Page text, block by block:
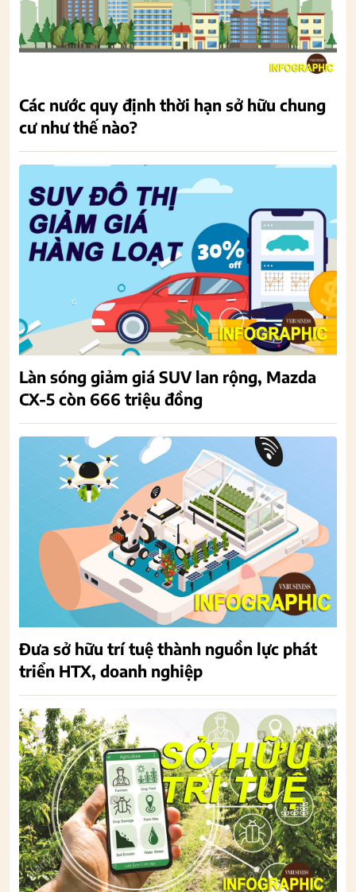
Các nước quy định thời hạn sở hữu chung
cư như thế nào?
Làn sóng giảm giá SUV lan rộng, Mazda
CX-5 còn 666 triệu đồng
Đưa sở hữu trí tuệ thành nguồn lực phát
triển HTX, doanh nghiệp